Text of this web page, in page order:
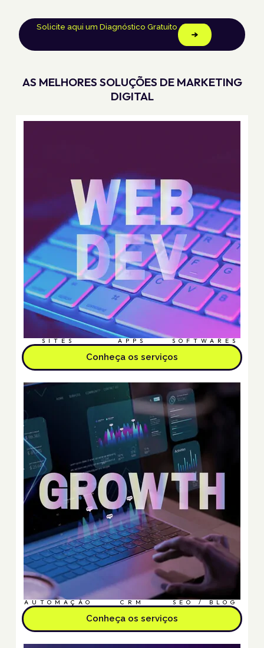
Solicite aqui um Diagnóstico Gratuito
AS MELHORES SOLUÇÕES DE MARKETING
DIGITAL
SITES APPS SOFTWARES
Conheça os serviços
AUTOMAÇÃO CRM SEO / BLOG
Conheça os serviços